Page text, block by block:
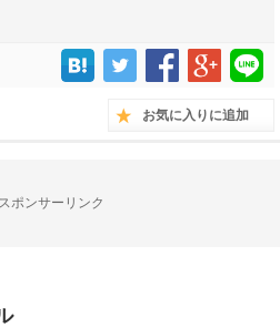
お気に入りに追加
ポンサーリンク